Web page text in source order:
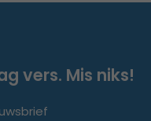
vers. Mis niks!